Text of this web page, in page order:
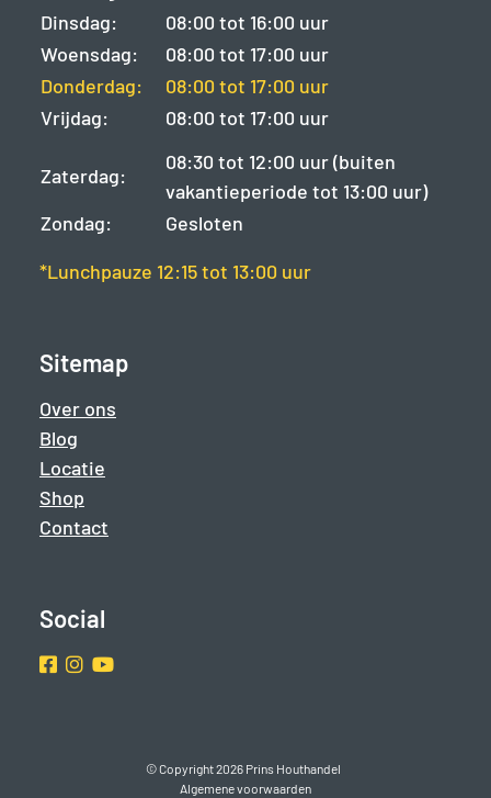
Dinsdag:
08:00 tot 16:00 uur
Woensdag:
08:00 tot 17:00 uur
Donderdag:
08:00 tot 17:00 uur
Vrijdag:
08:00 tot 17:00 uur
Zaterdag:
08:30 tot 12:00 uur (buiten
vakantieperiode tot 13:00 uur)
Zondag:
Gesloten
*Lunchpauze 12:15 tot 13:00 uur
Sitemap
Over ons
Blog
Locatie
Shop
Contact
Social
Facebook
Instragram
Youtube
© Copyright 2026 Prins Houthandel
Algemene voorwaarden